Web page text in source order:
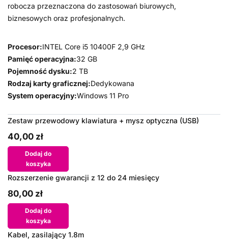
robocza przeznaczona do zastosowań biurowych,
biznesowych oraz profesjonalnych.
Procesor:INTEL Core i5 10400F 2,9 GHz
Pamięć operacyjna:32 GB
Pojemność dysku:2 TB
Rodzaj karty graficznej:Dedykowana
System operacyjny:Windows 11 Pro
Zestaw przewodowy klawiatura + mysz optyczna (USB)
40,00 zł
Dodaj do
koszyka
Rozszerzenie gwarancji z 12 do 24 miesięcy
80,00 zł
Dodaj do
koszyka
Kabel, zasilający 1.8m